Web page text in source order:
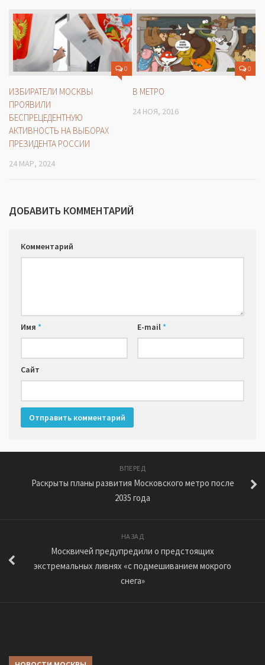
0
ИЗБИРАТЕЛИ МОСКВЫ
ПРОЯВИЛИ
БЕСПРЕЦЕДЕНТНУЮ
АКТИВНОСТЬ НА ВЫБОРАХ
ПРЕЗИДЕНТА РОССИИ
24 МАР, 2024
0
В МЕТРО
24 НОЯ, 2016
ДОБАВИТЬ КОММЕНТАРИЙ
Комментарий
Имя * E-mail*
Сайт
ВПЕРЕД
Раскрыты планы развития Московского метро после
2035 года
НАЗАД
Москвичей предупредили о предстоящих
экстремальных ливнях «с подмешиванием мокрого
снега»